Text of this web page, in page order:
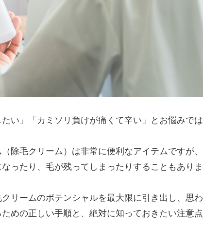
い」「カミソリ負けが痛くて辛い」とお悩みでは
除毛クリーム）は非常に便利なアイテムですが、
ったり、毛が残ってしまったりすることもありま
リームのポテンシャルを最大限に引き出し、思わ
めの正しい手順と、絶対に知っておきたい注意点